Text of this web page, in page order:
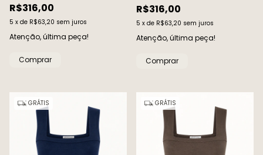
R$316,00
5 x de R$63,20 sem juros
Atenção, última peça!
Comprar
R$316,00
5 x de R$63,20 sem juros
Atenção, última peça!
Comprar
GRÁTIS GRÁTIS